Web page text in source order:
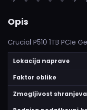
Opis
Crucial P510 1TB PCIe
Lokacija naprave
Faktor oblike
Zmogljivost